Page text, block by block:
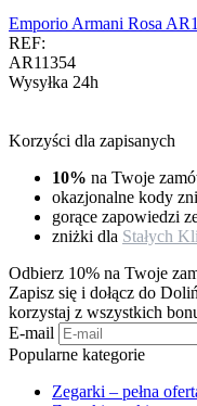
Emporio Armani Rosa
REF:
AR11354
Wysyłka 24h
Korzyści dla zapisanych
10% na Twoje
okazjonalne kody
gorące zapowiedzi
zniżki dla Stałych
Odbierz 10% na Twoje
Zapisz się i dołącz do
korzystaj z wszystkich
E-mail
Popularne kategorie
Zegarki – pełna